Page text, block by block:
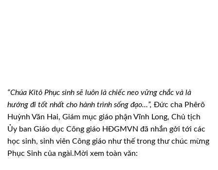
“Chúa Kitô Phục sinh sẽ luôn là chiếc neo vững chắc và là
hướng đi tốt nhất cho hành trình sống đạo…”, Đức cha Phêrô
Huỳnh Văn Hai, Giám mục giáo phận Vĩnh Long, Chủ tịch
Ủy ban Giáo dục Công giáo HĐGMVN đã nhắn gởi tới các
học sinh, sinh viên Công giáo như thế trong thư chúc mừng
Phục Sinh của ngài.Mời xem toàn văn: